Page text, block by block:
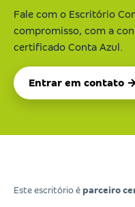
Fale com o Escritório
compromisso, com a
certificado Conta Azul.
Entrar em contato
Este escritório é parceiro